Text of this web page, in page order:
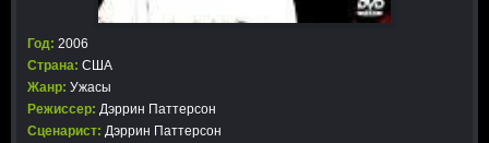
Год: 2006
Страна: США
Жанр: Ужасы
Режиссер: Дэррин Паттерсон
Сценарист: Дэррин Паттерсон